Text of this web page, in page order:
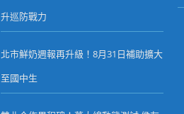
升巡防戰力
北市鮮奶週報再升級！8月31日補助擴大
至國中生